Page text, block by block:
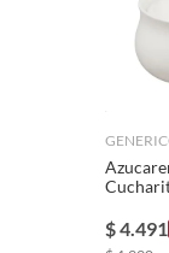
$4.491